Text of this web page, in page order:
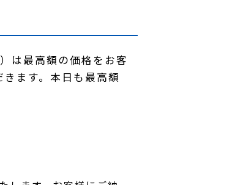
は最高額の価格をお客
ます。本日も最高額